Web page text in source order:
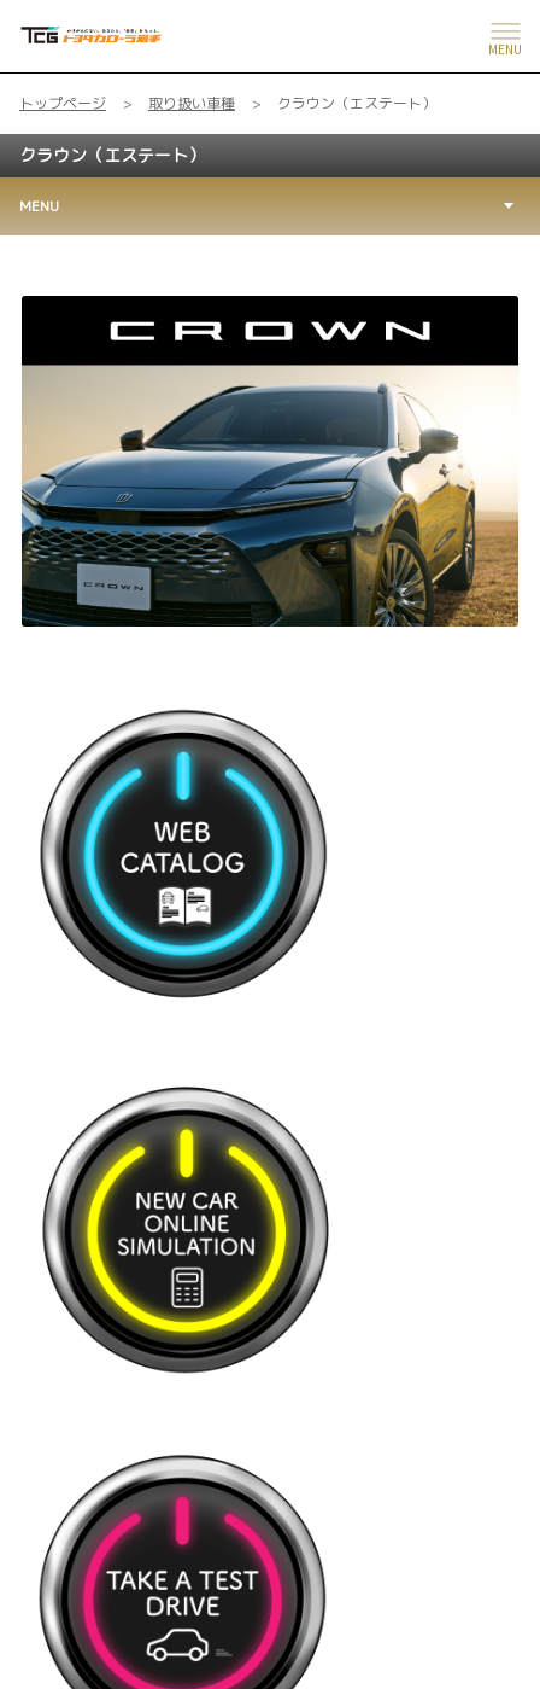
MENU
トップページ 取り扱い車種 クラウン（エステート）
クラウン（エステート）
MENU